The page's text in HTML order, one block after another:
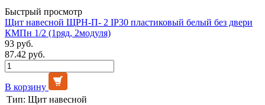
Быстрый просмотр
Щит навесной ЩРН-П- 2 IP30 пластиковый белый без двери
КМПн 1/2 (1ряд, 2модуля)
93 руб.
87.42 руб.
В корзину
Тип: Щит навесной